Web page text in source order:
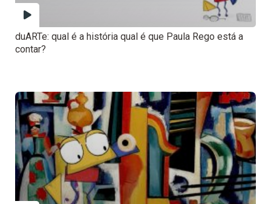
duARTe: qual é a história qual é que Paula Rego está a
contar?